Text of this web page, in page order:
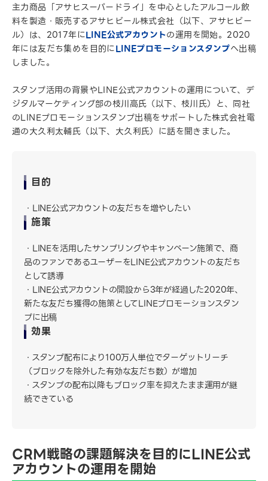
主力商品「アサヒスーパードライ」を中心としたアルコール飲
料を製造・販売するアサヒビール株式会社（以下、アサヒビー
ル）は、2017年にLINE公式アカウントの運用を開始。2020
年には友だち集めを目的にLINEプロモーションスタンプへ出稿
しました。
スタンプ活用の背景やLINE公式アカウントの運用について、デ
ジタルマーケティング部の枝川高氏（以下、枝川氏）と、同社
のLINEプロモーションスタンプ出稿をサポートした株式会社電
通の大久利太輔氏（以下、大久利氏）に話を聞きました。
目的
LINE公式アカウントの友だちを増やしたい
施策
LINEを活用したサンプリングやキャンペーン施策で、商
品のファンであるユーザーをLINE公式アカウントの友だち
として誘導
LINE公式アカウントの開設から3年が経過した2020年、
新たな友だち獲得の施策としてLINEプロモーションスタン
プに出稿
効果
スタンプ配布により100万人単位でターゲットリーチ
（ブロックを除外した有効な友だち数）が増加
スタンプの配布以降もブロック率を抑えたまま運用が継
続できている
CRM戦略の課題解決を目的にLINE公式
アカウントの運用を開始